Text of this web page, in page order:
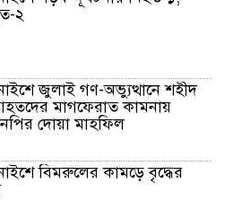
২
জুলাই গণ-অভ্যুত্থানে শহীদ
মাগফেরাত কামনায়
দোয়া মাহফিল
বিমরুলের কামড়ে বৃদ্ধের